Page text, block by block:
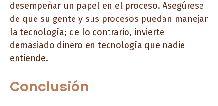
desempeñar un papel en el proceso. Asegúrese
de que su gente y sus procesos puedan manejar
la tecnología; de lo contrario, invierte
demasiado dinero en tecnología que nadie
entiende.
Conclusión